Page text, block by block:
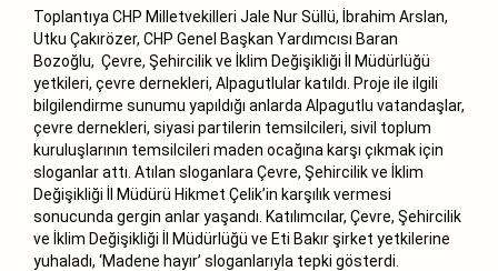
Toplantıya CHP Milletvekilleri Jale Nur Süllü, İbrahim Arslan,
Utku Çakırözer, CHP Genel Başkan Yardımcısı Baran
Bozoğlu, Çevre, Şehircilik ve İklim Değişikliği İl Müdürlüğü
yetkileri, çevre dernekleri, Alpagutlular katıldı. Proje ile ilgili
bilgilendirme sunumu yapıldığı anlarda Alpagutlu vatandaşlar,
çevre dernekleri, siyasi partilerin temsilcileri, sivil toplum
kuruluşlarının temsilcileri maden ocağına karşı çıkmak için
sloganlar attı. Atılan sloganlara Çevre, Şehircilik ve İklim
Değişikliği İl Müdürü Hikmet Çelik’in karşılık vermesi
sonucunda gergin anlar yaşandı. Katılımcılar, Çevre, Şehircilik
ve İklim Değişikliği İl Müdürlüğü ve Eti Bakır şirket yetkilerine
yuhaladı, ‘Madene hayır’ sloganlarıyla tepki gösterdi.